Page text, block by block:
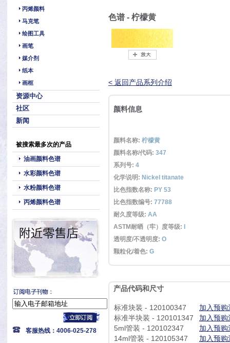
丙烯颜料
马克笔
绘图工具
画笔
媒介剂
纸本
画框
资源中心
社区
新闻
被搜索最多次的产品
油画颜料色谱
水彩颜料色谱
水粉颜料色谱
丙烯颜料色谱
客服热线：4006-025-278
色谱 - 柠檬黄
< 返回产品系列介绍
颜料信息
颜料名称: 柠檬黄
颜料名称/代码: 347
系列号: 4
化学说明: Nickel titanate
比色指数名称: PY 53
比色指数编号: 77788
耐久度等级: AA
ASTM耐晒（牢）度等级:
透明度/不透明度: O
颗粒化/着色: G
产品代码和尺寸
标准块装 - 120100347
加入预购
标准半块装 - 120101347
加入预购
5ml管装 - 120102347
加入预购
14ml管装 - 120105347
加入预购